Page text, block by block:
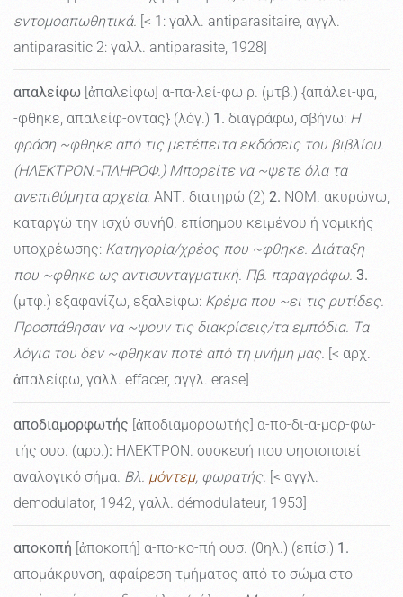
εντομοαπωθητικά. [< 1: γαλλ. antiparasitaire, αγγλ.
antiparasitic 2: γαλλ. antiparasite, 1928]
απαλείφω [ἀπαλείφω] α-πα-λεί-φω ρ. (μτβ.) {απάλει-ψα,
-φθηκε, απαλείφ-οντας} (λόγ.) 1. διαγράφω, σβήνω: Η
φράση ~φθηκε από τις μετέπειτα εκδόσεις του βιβλίου.
(ΗΛΕΚΤΡΟΝ.-ΠΛΗΡΟΦ.) Μπορείτε να ~ψετε όλα τα
ανεπιθύμητα αρχεία. ΑΝΤ. διατηρώ (2) 2. ΝΟΜ. ακυρώνω,
καταργώ την ισχύ συνήθ. επίσημου κειμένου ή νομικής
υποχρέωσης: Κατηγορία/χρέος που ~φθηκε. Διάταξη
που ~φθηκε ως αντισυνταγματική. Πβ. παραγράφω. 3.
(μτφ.) εξαφανίζω, εξαλείφω: Κρέμα που ~ει τις ρυτίδες.
Προσπάθησαν να ~ψουν τις διακρίσεις/τα εμπόδια. Τα
λόγια του δεν ~φθηκαν ποτέ από τη μνήμη μας. [< αρχ.
ἀπαλείφω, γαλλ. effacer, αγγλ. erase]
αποδιαμορφωτής [ἀποδιαμορφωτής] α-πο-δι-α-μορ-φω-
τής ουσ. (αρσ.): ΗΛΕΚΤΡΟΝ. συσκευή που ψηφιοποιεί
αναλογικό σήμα. Βλ. μόντεμ, φωρατής. [< αγγλ.
demodulator, 1942, γαλλ. démodulateur, 1953]
αποκοπή [ἀποκοπή] α-πο-κο-πή ουσ. (θηλ.) (επίσ.) 1.
απομάκρυνση, αφαίρεση τμήματος από το σώμα στο